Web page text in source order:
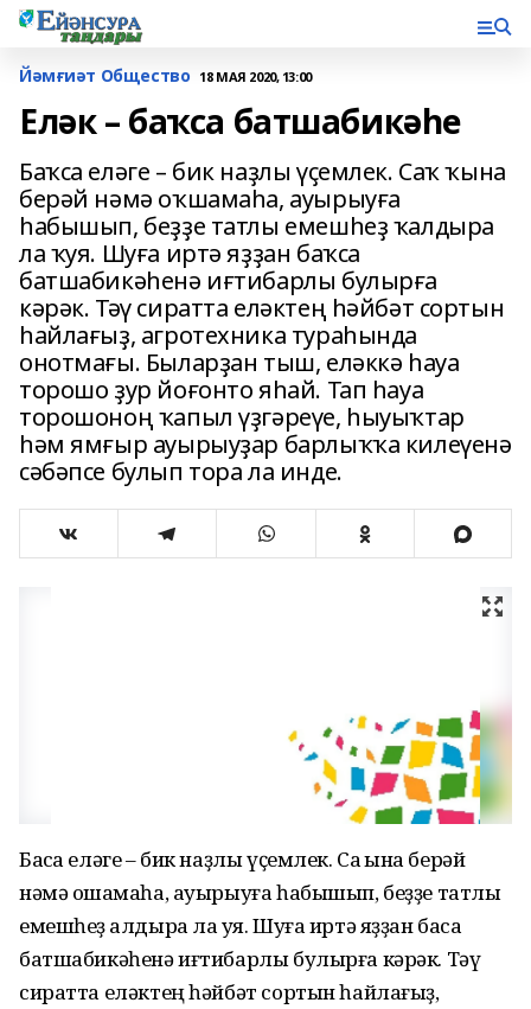
Йәмғиәт Общество 18 МАЯ 2020, 13:00
Еләк – баҡса батшабикәһе
Баҡса еләге – бик наҙлы үҫемлек. Саҡ ҡына
берәй нәмә оҡшамаһа, ауырыуға
һабышып, беҙҙе татлы емешһеҙ ҡалдыра
ла ҡуя. Шуға иртә яҙҙан баҡса
батшабикәһенә иғтибарлы булырға
кәрәк. Тәү сиратта еләктең һәйбәт сортын
һайлағыҙ, агротехника тураһында
онотмағы. Быларҙан тыш, еләккә һауа
торошо ҙур йоғонто яһай. Тап һауа
торошоноң ҡапыл үҙгәреүе, һыуыҡтар
һәм ямғыр ауырыуҙар барлыҡҡа килеүенә
сәбәпсе булып тора ла инде.
Баҡса еләге – бик наҙлы үҫемлек. Саҡ ҡына берәй
нәмә оҡшамаһа, ауырыуға һабышып, беҙҙе татлы
емешһеҙ ҡалдыра ла ҡуя. Шуға иртә яҙҙан баҡса
батшабикәһенә иғтибарлы булырға кәрәк. Тәү
сиратта еләктең һәйбәт сортын һайлағыҙ,